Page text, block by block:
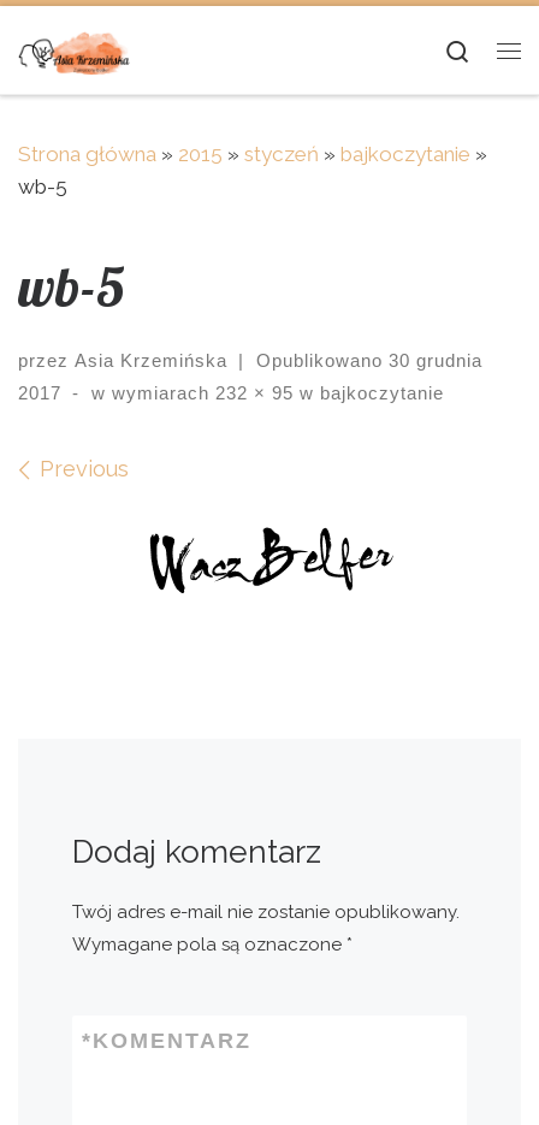
Skip to content
Strona główna » 2015 » styczeń » bajkoczytanie »
wb-5
wb-5
przez Asia Krzemińska | Opublikowano 30 grudnia
2017
- w wymiarach 232 × 95 w bajkoczytanie
Images navigation
Previous
Dodaj komentarz
Twój adres e-mail nie zostanie opublikowany.
Wymagane pola są oznaczone *
KOMENTARZ
*